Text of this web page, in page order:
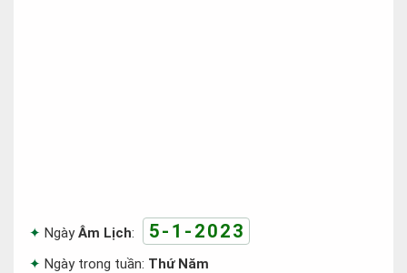
NgàyÂm Lịch: 5-1-2023
Ngày trong tuần: Thứ Năm